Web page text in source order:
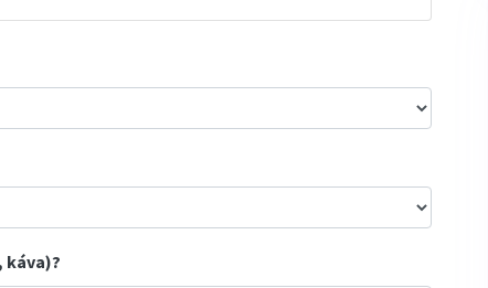
káva)?